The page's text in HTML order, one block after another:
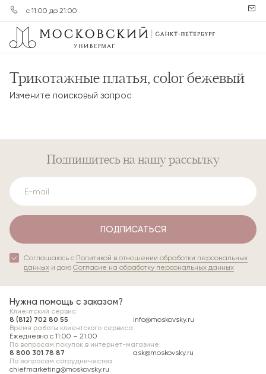
с 11:00 до 21:00
Трикотажные платья, color бежевый
Измените поисковый запрос
Подпишитесь на нашу рассылку
ПОДПИСАТЬСЯ
Соглашаюсь с Политикой в отношении обработки персональных
данных и даю Согласие на обработку персональных данных
Нужна помощь с заказом?
Клиентский сервис:
8 (812) 702 80 55
info@moskovsky.ru
Время работы клиентского сервиса:
Ежедневно с 11:00 – 21:00
По вопросам сотрудничества:
chiefmarketing@moskovsky.ru
По вопросам покупок в интернет-магазине:
8 800 301 78 87
ask@moskovsky.ru